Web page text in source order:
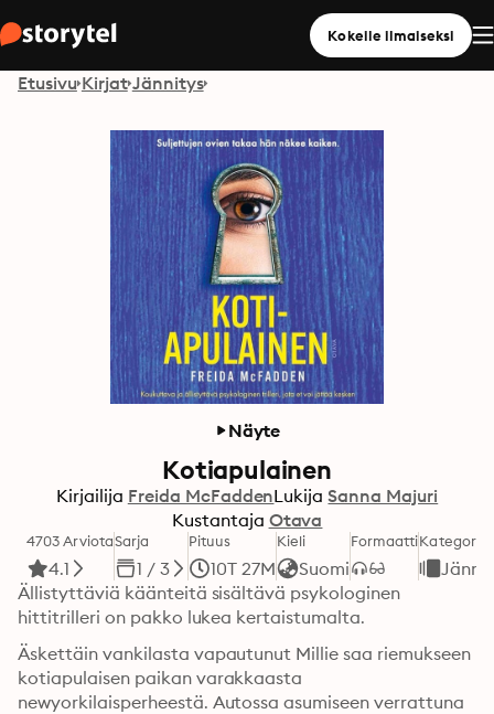
Kokeile ilmaiseksi
Etusivu Kirjat Jännitys
Näyte
Kotiapulainen
Kirjailija Freida McFaddenLukija Sanna Majuri
Kustantaja Otava
4703 Arviota
4.1
Sarja
1 / 3
Pituus
10T 27M
Kieli
Suomi
FormaattiKategoria
Ällistyttäviä käänteitä sisältävä psykologinen
Äskettäin vankilasta vapautunut Millie saa riemukseen
kotiapulaisen paikan varakkaasta
newyorkilaisperheestä. Autossa asumiseen verrattuna